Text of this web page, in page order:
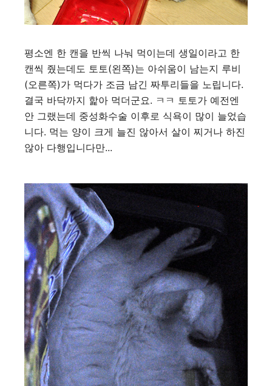
평소엔 한 캔을 반씩 나눠 먹이는데 생일이라고 한
캔씩 줬는데도 토토(왼쪽)는 아쉬움이 남는지 루비
(오른쪽)가 먹다가 조금 남긴 짜투리들을 노립니다.
결국 바닥까지 핥아 먹더군요. ㅋㅋ 토토가 예전엔
안 그랬는데 중성화수술 이후로 식욕이 많이 늘었습
니다. 먹는 양이 크게 늘진 않아서 살이 찌거나 하진
않아 다행입니다만...